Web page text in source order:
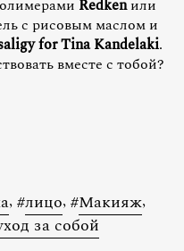
Redkenили
с рисовым маслом и
for Tina Kandelaki.
вместе с тобой?
, #лицо, #Макияж,
за собой